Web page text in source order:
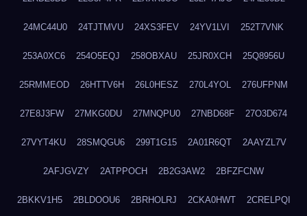
24MC44U0 24TJTMVU 24XS3FEV 24YV1LVI 252T7VNK
253A0XC6 254O5EQJ 258OBXAU 25JR0XCH 25Q8956U
25RMMEOD 26HTTV6H 26L0HESZ 270L4YOL 276UFPNM
27E8J3FW 27MKG0DU 27MNQPU0 27NBD68F 27O3D674
27VYT4KU 28SMQGU6 299T1G15 2A01R6QT 2AAYZL7V
2AFJGVZY 2ATPPOCH 2B2G3AW2 2BFZFCNW
2BKKV1H5 2BLDOOU6 2BRHOLRJ 2CKA0HWT 2CRELPQI